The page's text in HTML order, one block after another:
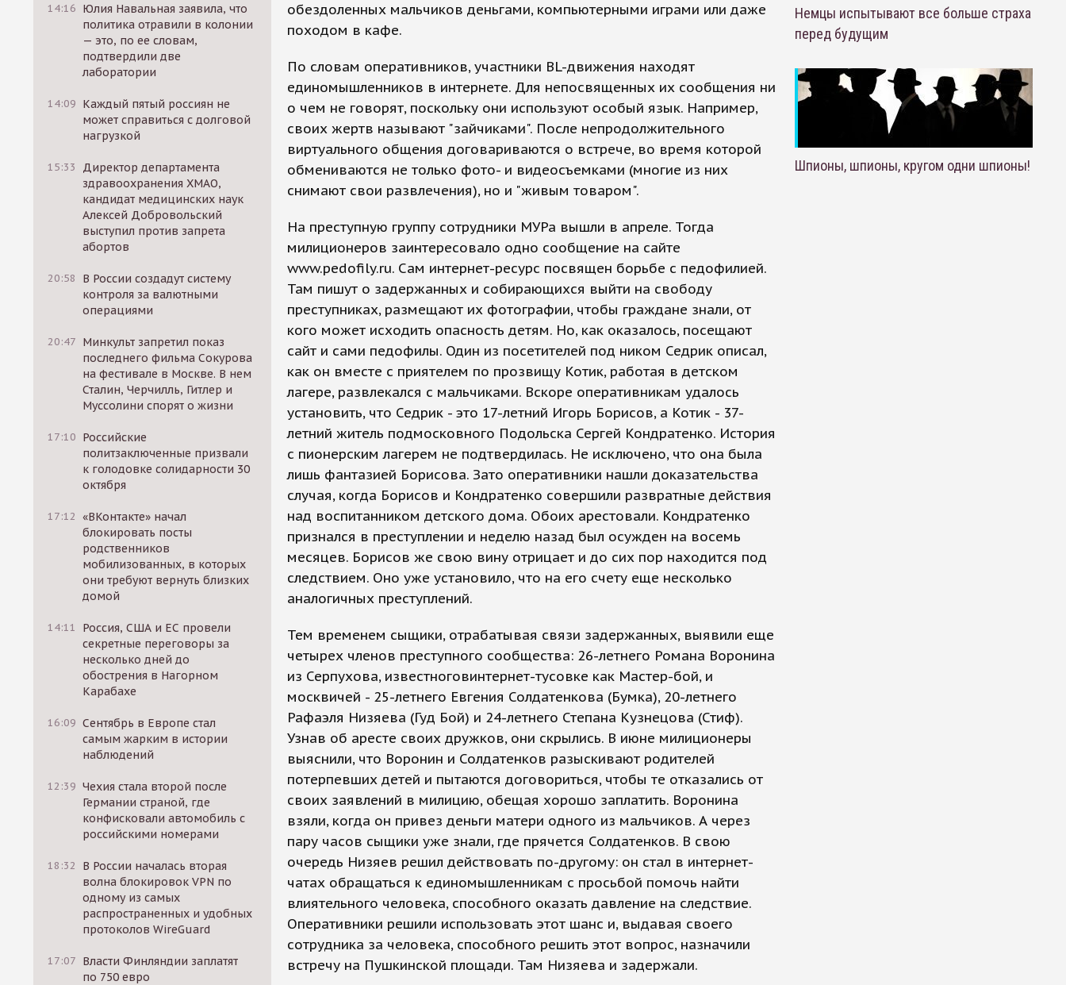
14:16 Юлия Навальная заявила, что
политика отравили в колонии
— это, по ее словам,
подтвердили две
лаборатории
14:09 Каждый пятый россиян не
может справиться с долговой
нагрузкой
15:33
Директор департамента
здравоохранения ХМАО,
кандидат медицинских наук
Алексей Добровольский
выступил против запрета
абортов
20:58
В России создадут систему
контроля за валютными
операциями
20:47 Минкульт запретил показ
последнего фильма Сокурова
на фестивале в Москве. В нем
Сталин, Черчилль, Гитлер и
Муссолини спорят о жизни
17:10 Российские
политзаключенные призвали
к голодовке солидарности 30
октября
17:12 «ВКонтакте» начал
блокировать посты
родственников
мобилизованных, в которых
они требуют вернуть близких
домой
14:11
Россия, США и ЕС провели
секретные переговоры за
несколько дней до
обострения в Нагорном
Карабахе
16:09 Сентябрь в Европе стал
самым жарким в истории
наблюдений
12:39 Чехия стала второй после
Германии страной, где
конфисковали автомобиль с
российскими номерами
18:32
В России началась вторая
волна блокировок VPN по
одному из самых
распространенных и удобных
протоколов WireGuard
17:07 Власти Финляндии заплатят
по 750 евро
обездоленных мальчиков деньгами, компьютерными играми или даже
походом в кафе.
По словам оперативников, участники BL-движения находят
единомышленников в интернете. Для непосвященных их сообщения ни
о чем не говорят, поскольку они используют особый язык. Например,
своих жертв называют "зайчиками". После непродолжительного
виртуального общения договариваются о встрече, во время которой
обмениваются не только фото- и видеосъемками (многие из них
снимают свои развлечения), но и "живым товаром".
На преступную группу сотрудники МУРа вышли в апреле. Тогда
милиционеров заинтересовало одно сообщение на сайте
www.pedofily.ru. Сам интернет-ресурс посвящен борьбе с педофилией.
Там пишут о задержанных и собирающихся выйти на свободу
преступниках, размещают их фотографии, чтобы граждане знали, от
кого может исходить опасность детям. Но, как оказалось, посещают
сайт и сами педофилы. Один из посетителей под ником Седрик описал,
как он вместе с приятелем по прозвищу Котик, работая в детском
лагере, развлекался с мальчиками. Вскоре оперативникам удалось
установить, что Седрик - это 17-летний Игорь Борисов, а Котик - 37-
летний житель подмосковного Подольска Сергей Кондратенко. История
с пионерским лагерем не подтвердилась. Не исключено, что она была
лишь фантазией Борисова. Зато оперативники нашли доказательства
случая, когда Борисов и Кондратенко совершили развратные действия
над воспитанником детского дома. Обоих арестовали. Кондратенко
признался в преступлении и неделю назад был осужден на восемь
месяцев. Борисов же свою вину отрицает и до сих пор находится под
следствием. Оно уже установило, что на его счету еще несколько
аналогичных преступлений.
Тем временем сыщики, отрабатывая связи задержанных, выявили еще
четырех членов преступного сообщества: 26-летнего Романа Воронина
из Серпухова, известноговинтернет-тусовке как Мастер-бой, и
москвичей - 25-летнего Евгения Солдатенкова (Бумка), 20-летнего
Рафаэля Низяева (Гуд Бой) и 24-летнего Степана Кузнецова (Стиф).
Узнав об аресте своих дружков, они скрылись. В июне милиционеры
выяснили, что Воронин и Солдатенков разыскивают родителей
потерпевших детей и пытаются договориться, чтобы те отказались от
своих заявлений в милицию, обещая хорошо заплатить. Воронина
взяли, когда он привез деньги матери одного из мальчиков. А через
пару часов сыщики уже знали, где прячется Солдатенков. В свою
очередь Низяев решил действовать по-другому: он стал в интернет-
чатах обращаться к единомышленникам с просьбой помочь найти
влиятельного человека, способного оказать давление на следствие.
Оперативники решили использовать этот шанс и, выдавая своего
сотрудника за человека, способного решить этот вопрос, назначили
встречу на Пушкинской площади. Там Низяева и задержали.
Немцы испытывают все больше страха
перед будущим
Шпионы, шпионы, кругом одни шпионы!